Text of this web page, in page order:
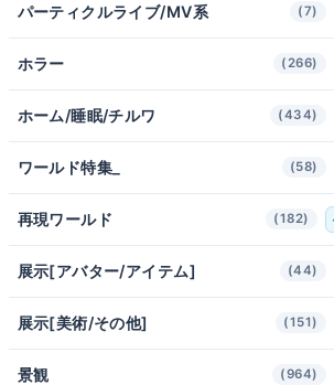
パーティクルライブ/MV系 (7)
ホラー (266)
ホーム/睡眠/チルワ (434)
ワールド特集_ (58)
再現ワールド (182)
展示[アバター/アイテム] (44)
展示[美術/その他] (151)
景観 (964)